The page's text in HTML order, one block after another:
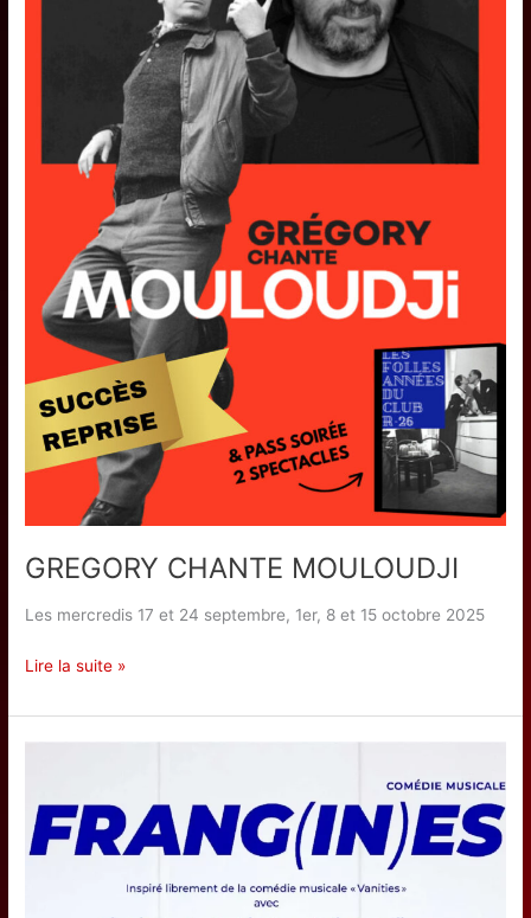
GREGORY CHANTE MOULOUDJI
Les mercredis 17 et 24 septembre, 1er, 8 et 15 octobre 2025
GREGORY
MOULOUDJI
Lire la suite »